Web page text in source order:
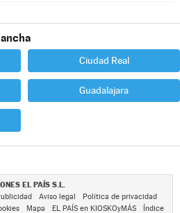
Ciudad Real
Guadalajara
EL PAÍS S.L.
Aviso legal
Política de privacidad
Mapa EL PAÍS en KIOSKOyMÁS Índice